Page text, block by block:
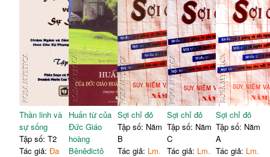
Thần linh và
sự sống
Tập số: T2
Tác giả:Đa
Huấn từ của
Đức Giáo
hoàng
Bênêdictô
Sợi chỉ đỏ
Tập số: Năm
B
Tác giả: Lm.
Sợi chỉ đỏ
Tập số: Năm
C
Tác giả: Lm.
Sợi chỉ đỏ
Tập số: Năm
A
Tác giả: Lm.